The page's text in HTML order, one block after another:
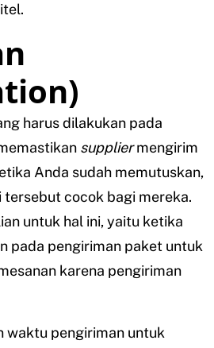
harus dilakukan pada
suppliermengirim
Anda sudah memutuskan,
tersebut cocok bagi mereka.
untuk hal ini, yaitu ketika
pada pengiriman paket untuk
karena pengiriman
waktu pengiriman untuk